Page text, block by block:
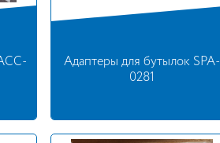
Адаптеры для бутылок SPA-
0281